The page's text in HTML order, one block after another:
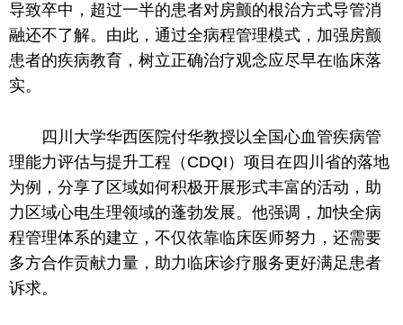
导致卒中，超过一半的患者对房颤的根治方式导管消
融还不了解。由此，通过全病程管理模式，加强房颤
患者的疾病教育，树立正确治疗观念应尽早在临床落
实。
四川大学华西医院付华教授以全国心血管疾病管
理能力评估与提升工程（CDQI）项目在四川省的落地
为例，分享了区域如何积极开展形式丰富的活动，助
力区域心电生理领域的蓬勃发展。他强调，加快全病
程管理体系的建立，不仅依靠临床医师努力，还需要
多方合作贡献力量，助力临床诊疗服务更好满足患者
诉求。